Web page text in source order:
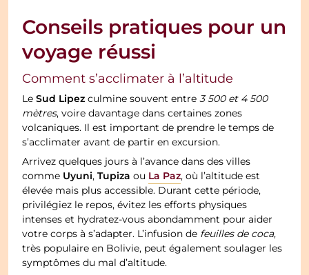
Conseils pratiques pour un
voyage réussi
Comment s’acclimater à l’altitude
LeSud Lipez culmine souvent entre3 500 et 4 500
mètres, voire davantage dans certaines zones
volcaniques. Il est important de prendre le temps de
s’acclimater avant de partir en excursion.
Arrivez quelques jours à l’avance dans des villes
comme Uyuni,Tupiza ou La Paz, où l’altitude est
élevée mais plus accessible. Durant cette période,
privilégiez le repos, évitez les efforts physiques
intenses et hydratez-vous abondamment pour aider
votre corps à s’adapter. L’infusion de feuilles de coca,
très populaire en Bolivie, peut également soulager les
symptômes du mal d’altitude.